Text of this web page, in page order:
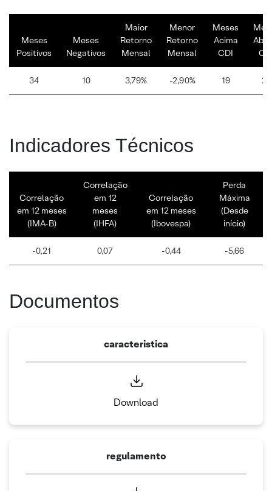
Meses
Positivos
Meses
Negativos
Maior
Retorno
Mensal
Menor
Retorno
Mensal
Meses
Acima
CDI
34 10 3,79% -2,90% 19 25
Indicadores Técnicos
Correlação
em 12 meses
(IMA-B)
Correlação
em 12
meses
(IHFA)
Correlação
em 12 meses
(Ibovespa)
Perda
Máxima
(Desde
início)
-0,21 0,07 -0,44 -5,66
Documentos
caracteristica
Download
regulamento